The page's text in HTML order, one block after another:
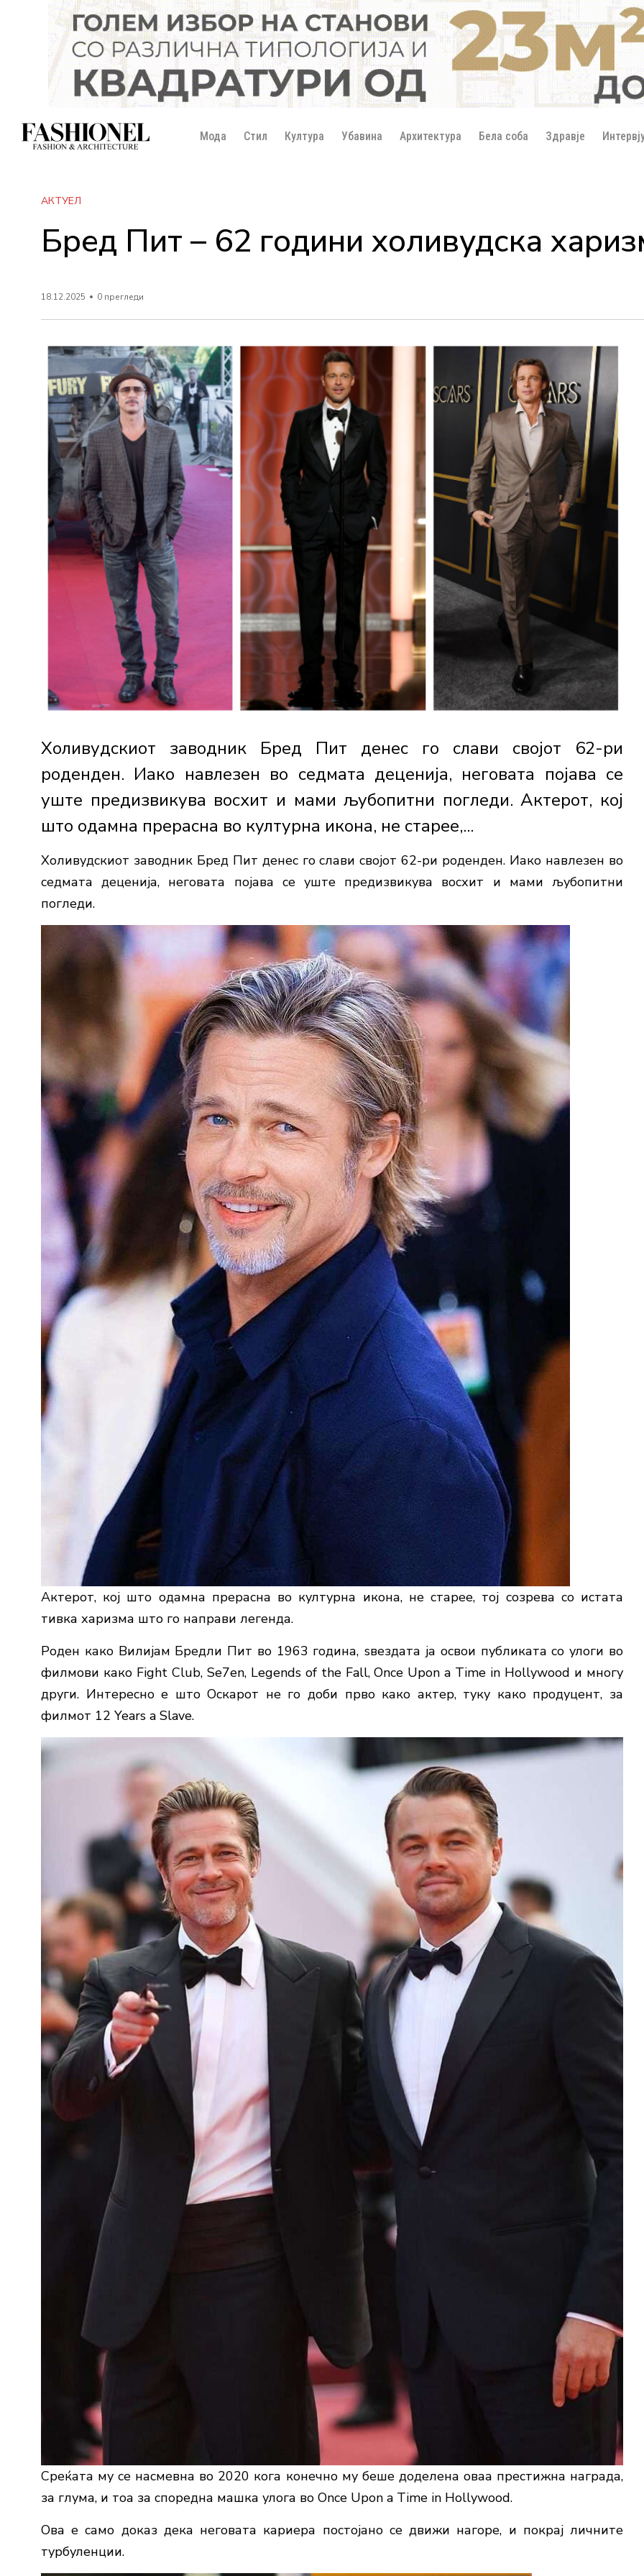
Мода Стил Култура Убавина Архитектура Бела соба Здравје
АКТУЕЛ
Бред Пит – 62 години холивудска
18.12.2025 0 прегледи
Холивудскиот заводник Бред Пит денес го слави својот 62-ри
роденден. Иако навлезен во седмата деценија, неговата појава се
уште предизвикува восхит и мами љубопитни погледи. Актерот, кој
што одамна прерасна во културна икона, не старее,...
Холивудскиот заводник Бред Пит денес го слави својот 62-ри роденден. Иако навлезен во
седмата деценија, неговата појава се уште предизвикува восхит и мами љубопитни
погледи.
Актерот, кој што одамна прерасна во културна икона, не старее, тој созрева со истата
тивка харизма што го направи легенда.
Роден како Вилијам Бредли Пит во 1963 година, ѕвездата ја освои публиката со улоги во
филмови како Fight Club, Se7en, Legends of the Fall, Once Upon a Time in Hollywood и многу
други. Интересно е што Оскарот не го доби прво како актер, туку како продуцент, за
филмот 12 Years a Slave.
Среќата му се насмевна во 2020 кога конечно му беше доделена оваа престижна награда,
за глума, и тоа за споредна машка улога во Once Upon a Time in Hollywood.
Ова е само доказ дека неговата кариера постојано се движи нагоре, и покрај личните
турбуленции.